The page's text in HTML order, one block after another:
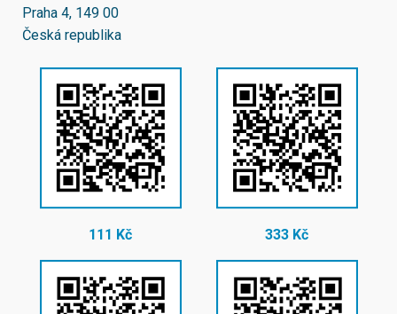
Praha 4, 149 00
Česká republika
111 Kč 333 Kč